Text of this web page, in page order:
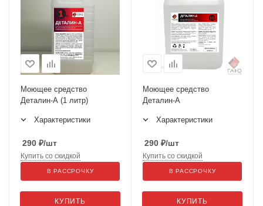
Моющее средство
Деталин-А (1 литр)
Характеристики
290 ₽/шт
КУПИТЬ
Купить со скидкой
В РАССРОЧКУ
Моющее средство
Деталин-А
Характеристики
290 ₽/шт
КУПИТЬ
Купить со скидкой
В РАССРОЧКУ